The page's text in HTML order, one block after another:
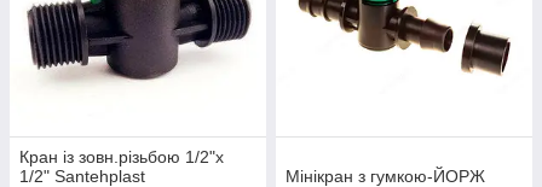
Кран із зовн.різьбою 1/2"х
1/2" Santehplast
Мінікран з гумкою-ЙОРЖ